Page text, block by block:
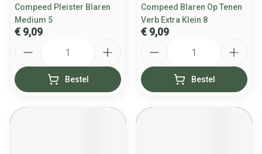
Compeed Pleister Blaren
Medium 5
€ 9,09
Bestel
Compeed Blaren Op Tenen
Verb Extra Klein 8
€ 9,09
Bestel